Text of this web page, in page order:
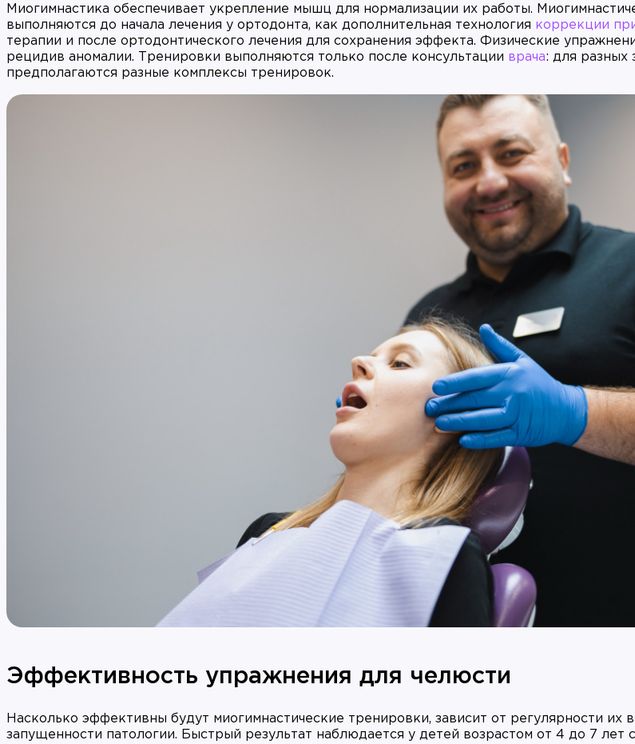
Миогимнастика обеспечивает укрепление мышц для нормализации их работы.
выполняются до начала лечения у ортодонта, как дополнительная технология коррекции
терапии и после ортодонтического лечения для сохранения эффекта. Физические
рецидив аномалии. Тренировки выполняются только после консультации врача: для разных
предполагаются разные комплексы тренировок.
Эффективность упражнения для челюсти
Насколько эффективны будут миогимнастические тренировки, зависит от регулярности их
запущенности патологии. Быстрый результат наблюдается у детей возрастом от 4 до 7 лет